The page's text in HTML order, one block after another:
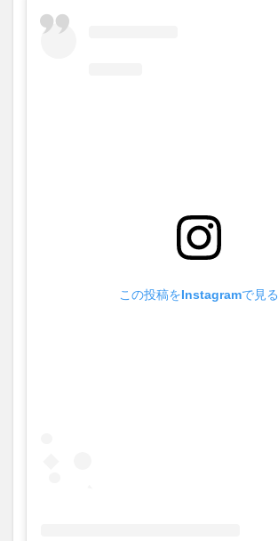
この投稿をInstagramで見る